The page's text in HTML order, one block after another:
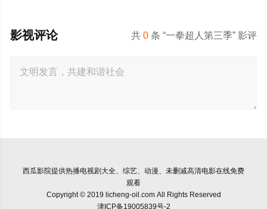
共0 条 “一拳超人第三季” 影评
影视评论
西瓜影院提供热播电视剧大全、综艺、动漫、未删减高清电影在线免费
观看
Copyright © 2019 licheng-oil.com All Rights Reserved
津ICP备19005839号-2